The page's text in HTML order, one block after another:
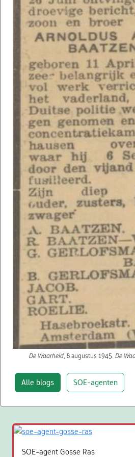
De Waarheid, 8 augustus 1945. De
Alle blogs SOE-agenten
SOE-agent Gosse Ras